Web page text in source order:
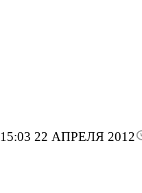
15:03 22 АПРЕЛЯ 2012